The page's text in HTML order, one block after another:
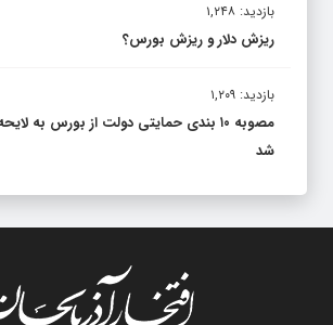
بازدید: ۱,۲۴۸
ریزش دلار و ریزش بورس؟
بازدید: ۱,۲۰۹
مصوبه ۱۰ بندی حمایتی دولت از بورس به
شد